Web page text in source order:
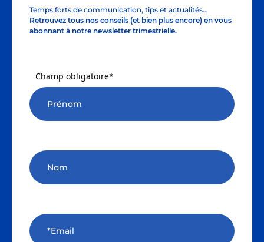
Temps forts de communication, tips et actualités…
Retrouvez tous nos conseils (et bien plus encore) en vous
abonnant à notre newsletter trimestrielle.
Champ obligatoire*